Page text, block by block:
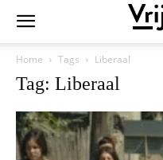
Home Tags Liberaal
Tag: Liberaal